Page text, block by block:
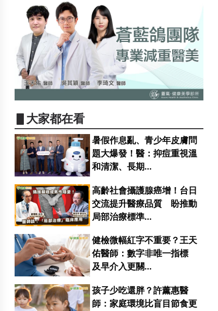
▋大家都在看
暑假作息亂、青少年皮膚問
題大爆發！醫：抑痘重視溫
和清潔、長期...
高齡社會攝護腺癌增！台日
交流提升醫療品質 盼推動
局部治療標準...
健檢微幅紅字不重要？王天
佑醫師：數字非唯一指標
及早介入更關...
孩子少吃還胖？許薰惠醫
師：家庭環境比盲目節食更